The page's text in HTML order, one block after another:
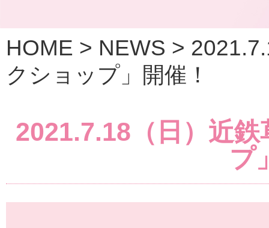
HOME > NEWS >
クショップ」開催！
2021.7.18（日）近
プ